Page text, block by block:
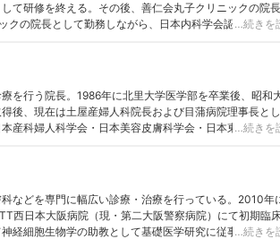
て研修を終える。その後、善仁会丸子クリニックの院
クの院長として勤務しながら、日本内科学会認定内科医
…続きを
を行う院長。1986年に北里大学医学部を卒業後、昭和
後、現在は土屋産婦人科院長および目蒲病院理事長と
産科婦人科学会・日本美容皮膚科学会・日本東洋医学
成美堂出版）
…続きを
などを専門に幅広い診療・治療を行っている。2010年
西日本大阪病院（現・第二大阪警察病院）にて初期臨
経細胞生物学の助教として基礎医学研究に従事。その
…続きを